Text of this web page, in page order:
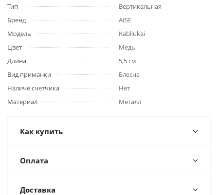
Тип
Вертикальная
Бренд
AISE
Модель
Kabliukai
Цвет
Медь
Длина
5,5 см
Вид приманки
Блесна
Наличе счетчика
Нет
Материал
Металл
Как купить
Оплата
Доставка